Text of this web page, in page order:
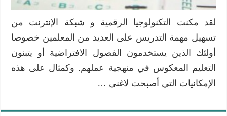
لقد مكنت التكنولوجيا الرقمية و شبكة الإنترنت من
تسهيل مهمة التدريس على العديد من المعلمين خصوصا
أولئك الذين يستخدمون الفصول الافتراضية أو يتبنون
التعليم المعكوس في منهجية عملهم. وكمثال على هذه
الإمكانيات التي أصبحت لاغنى …